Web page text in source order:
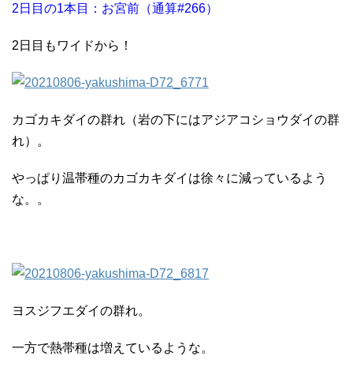
2日目の1本目：お宮前（通算#266）
2日目もワイドから！
カゴカキダイの群れ（岩の下にはアジアコショウダイの群
れ）。
やっぱり温帯種のカゴカキダイは徐々に減っているよう
な。。
ヨスジフエダイの群れ。
一方で熱帯種は増えているような。